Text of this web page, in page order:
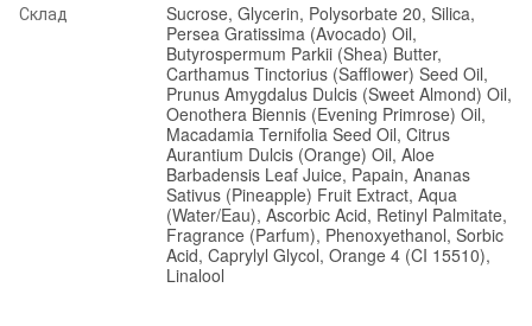
Склад
Sucrose, Glycerin, Polysorbate 20, Silica,
Persea Gratissima (Avocado) Oil,
Butyrospermum Parkii (Shea) Butter,
Carthamus Tinctorius (Safflower) Seed Oil,
Prunus Amygdalus Dulcis (Sweet Almond) Oil,
Oenothera Biennis (Evening Primrose) Oil,
Macadamia Ternifolia Seed Oil, Citrus
Aurantium Dulcis (Orange) Oil, Aloe
Barbadensis Leaf Juice, Papain, Ananas
Sativus (Pineapple) Fruit Extract, Aqua
(Water/Eau), Ascorbic Acid, Retinyl Palmitate,
Fragrance (Parfum), Phenoxyethanol, Sorbic
Acid, Caprylyl Glycol, Orange 4 (CI 15510),
Linalool